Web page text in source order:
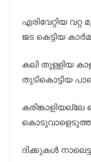
എരിവേറ്റിയ
ജട കെട്ടിയ
കലി തുള്ളിയ
തുടികൊട്ടിയ
കൊടുവാളെടുത്ത്
ദിക്കുകൾ